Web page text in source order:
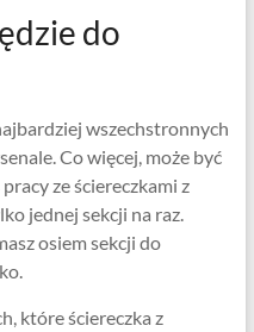
do
wszechstronnych
Co więcej, może być
ze ściereczkami z
jednej sekcji na raz.
osiem sekcji do
które ściereczka z